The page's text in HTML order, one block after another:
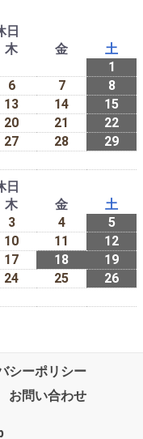
日
木 金
土
1
6 7
8
13 14
15
20 21
22
27 28
29
日
木 金
土
3 4
5
10 11
12
17 18
19
24 25
26
シーポリシー
お問い合わせ